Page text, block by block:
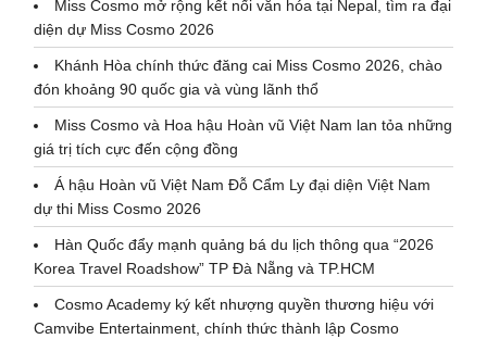
Miss Cosmo mở rộng kết nối văn hóa tại Nepal, tìm ra đại
diện dự Miss Cosmo 2026
Khánh Hòa chính thức đăng cai Miss Cosmo 2026, chào
đón khoảng 90 quốc gia và vùng lãnh thổ
Miss Cosmo và Hoa hậu Hoàn vũ Việt Nam lan tỏa những
giá trị tích cực đến cộng đồng
Á hậu Hoàn vũ Việt Nam Đỗ Cẩm Ly đại diện Việt Nam
dự thi Miss Cosmo 2026
Hàn Quốc đẩy mạnh quảng bá du lịch thông qua “2026
Korea Travel Roadshow” TP Đà Nẵng và TP.HCM
Cosmo Academy ký kết nhượng quyền thương hiệu với
Camvibe Entertainment, chính thức thành lập Cosmo